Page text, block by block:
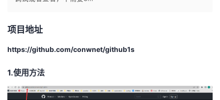
人
我
项目地址
https://github.com/conwnet/github1s
1.使用方法